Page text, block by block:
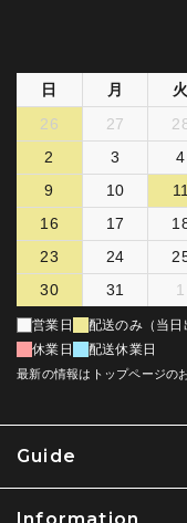
Guide
Information
日 月 火
26
27
2
3 4
9
10 11
16
17
23
24
30
31 1
営業日
配送のみ（当日
休業日
配送休業日
最新の情報はトップページの